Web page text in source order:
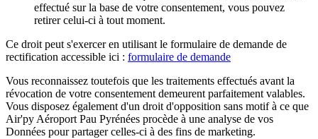
effectué sur la base de votre consentement, vous pouvez
retirer celui-ci à tout moment.
Ce droit peut s'exercer en utilisant le formulaire de demande de
rectification accessible ici : formulaire de demande
Vous reconnaissez toutefois que les traitements effectués avant la
révocation de votre consentement demeurent parfaitement valables.
Vous disposez également d'un droit d'opposition sans motif à ce que
Air'py Aéroport Pau Pyrénées procède à une analyse de vos
Données pour partager celles-ci à des fins de marketing.